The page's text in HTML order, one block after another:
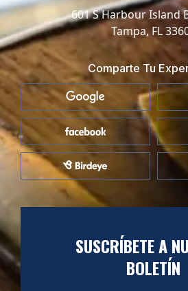
601 S Harbour Island
Tampa, FL
Comparte Tu
SUSCRÍBETE A
BOLETÍN